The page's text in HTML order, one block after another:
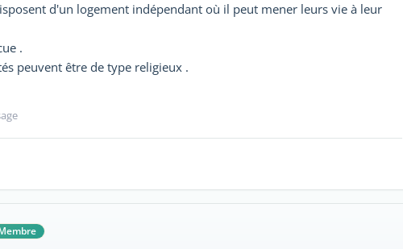
d'un logement indépendant où il peut mener leurs vie à leur
.
peuvent être de type religieux .